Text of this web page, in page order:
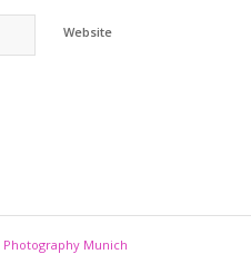
Website
Photography Munich